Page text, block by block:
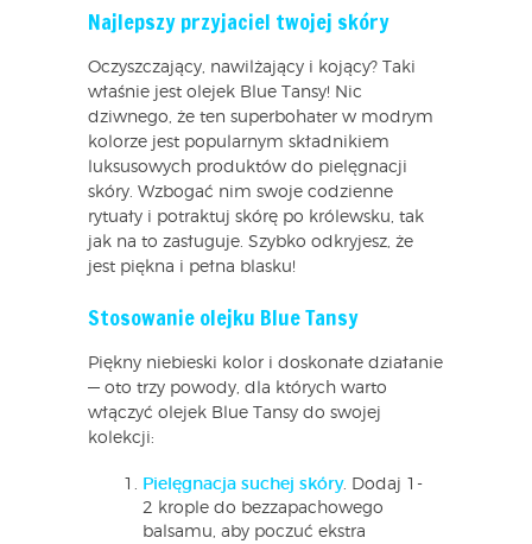
Najlepszy przyjaciel twojej skóry
Oczyszczający, nawilżający i kojący? Taki
właśnie jest olejek Blue Tansy! Nic
dziwnego, że ten superbohater w modrym
kolorze jest popularnym składnikiem
luksusowych produktów do pielęgnacji
skóry. Wzbogać nim swoje codzienne
rytuały i potraktuj skórę po królewsku, tak
jak na to zasługuje. Szybko odkryjesz, że
jest piękna i pełna blasku!
Stosowanie olejku Blue Tansy
Piękny niebieski kolor i doskonałe działanie
— oto trzy powody, dla których warto
włączyć olejek Blue Tansy do swojej
kolekcji:
Pielęgnacja suchej skóry. Dodaj 1-
2 krople do bezzapachowego
balsamu, aby poczuć ekstra